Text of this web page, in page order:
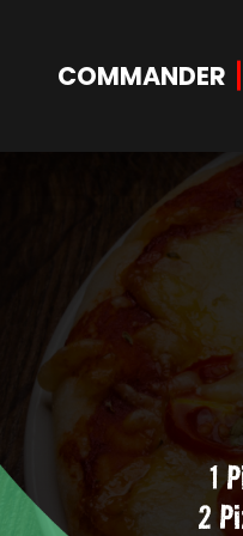
Accueil
Allergènes
Charte Qualité
Contact
COMMANDER
1
2